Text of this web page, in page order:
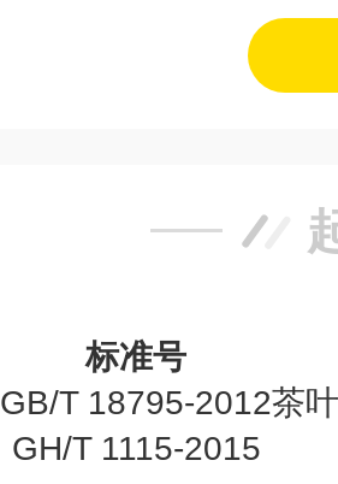
标准号
GB/T 18795-2012茶
GH/T 1115-2015